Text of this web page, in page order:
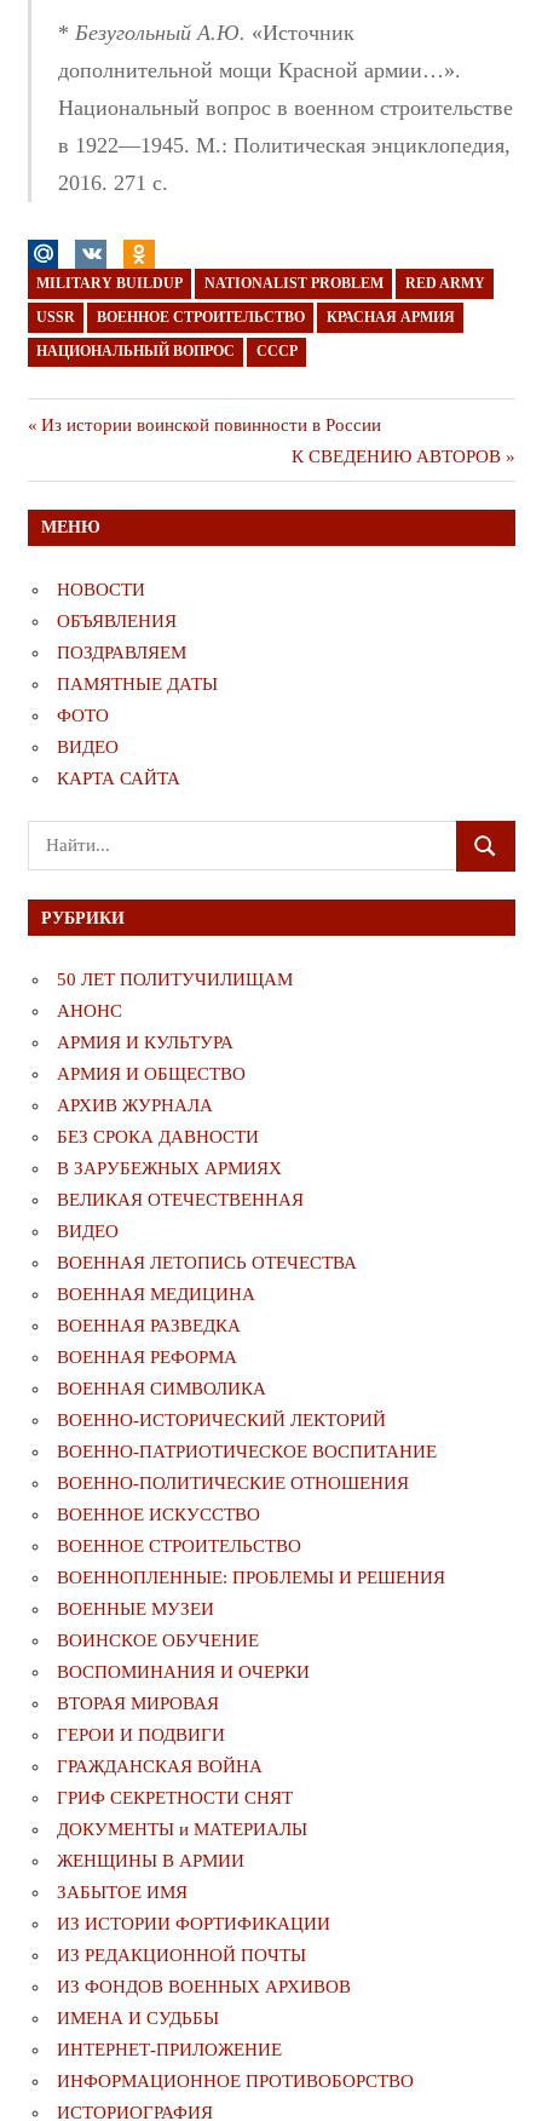
* Безугольный А.Ю. «Источник
дополнительной мощи Красной армии…».
Национальный вопрос в военном строительстве
в 1922—1945. М.: Политическая энциклопедия,
2016. 271 с.
MILITARY BUILDUP NATIONALIST PROBLEM RED ARMY
USSR ВОЕННОЕ СТРОИТЕЛЬСТВО КРАСНАЯ АРМИЯ
НАЦИОНАЛЬНЫЙ ВОПРОС СССР
Навигация
по
записям
Предыдущая
Из истории воинской повинности в России
Следующая
публикация
К СВЕДЕНИЮ АВТОРОВ
МЕНЮ
НОВОСТИ
ОБЪЯВЛЕНИЯ
ПОЗДРАВЛЯЕМ
ПАМЯТНЫЕ ДАТЫ
ФОТО
ВИДЕО
КАРТА САЙТА
Поиск
для:
ПОИСК
РУБРИКИ
50 ЛЕТ ПОЛИТУЧИЛИЩАМ
АНОНС
АРМИЯ И КУЛЬТУРА
АРМИЯ И ОБЩЕСТВО
АРХИВ ЖУРНАЛА
БЕЗ СРОКА ДАВНОСТИ
В ЗАРУБЕЖНЫХ АРМИЯХ
ВЕЛИКАЯ ОТЕЧЕСТВЕННАЯ
ВИДЕО
ВОЕННАЯ ЛЕТОПИСЬ ОТЕЧЕСТВА
ВОЕННАЯ МЕДИЦИНА
ВОЕННАЯ РАЗВЕДКА
ВОЕННАЯ РЕФОРМА
ВОЕННАЯ СИМВОЛИКА
ВОЕННО-ИСТОРИЧЕСКИЙ ЛЕКТОРИЙ
ВОЕННО-ПАТРИОТИЧЕСКОЕ ВОСПИТАНИЕ
ВОЕННО-ПОЛИТИЧЕСКИE ОТНОШЕНИЯ
ВОЕННОЕ ИСКУССТВО
ВОЕННОЕ СТРОИТЕЛЬСТВО
ВОЕННОПЛЕННЫЕ: ПРОБЛЕМЫ И РЕШЕНИЯ
ВОЕННЫЕ МУЗЕИ
ВОИНСКОЕ ОБУЧЕНИЕ
ВОСПОМИНАНИЯ И ОЧЕРКИ
ВТОРАЯ МИРОВАЯ
ГЕРОИ И ПОДВИГИ
ГРАЖДАНСКАЯ ВОЙНА
ГРИФ СЕКРЕТНОСТИ СНЯТ
ДОКУМЕНТЫ и МАТЕРИАЛЫ
ЖЕНЩИНЫ В АРМИИ
ЗАБЫТОЕ ИМЯ
ИЗ ИСТОРИИ ФОРТИФИКАЦИИ
ИЗ РЕДАКЦИОННОЙ ПОЧТЫ
ИЗ ФОНДОВ ВОЕННЫХ АРХИВОВ
ИМЕНА И СУДЬБЫ
ИНТЕРНЕТ-ПРИЛОЖЕНИЕ
ИНФОРМАЦИОННОЕ ПРОТИВОБОРСТВО
ИСТОРИОГРАФИЯ